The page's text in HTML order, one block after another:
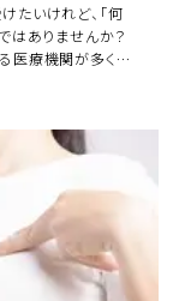
いけれど、「何
はありませんか？
医療機関が多くあ